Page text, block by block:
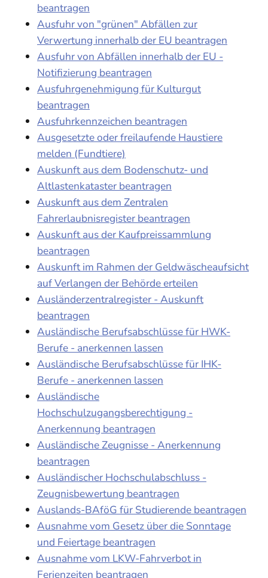
beantragen
Ausfuhr von "grünen" Abfällen zur
Verwertung innerhalb der EU beantragen
Ausfuhr von Abfällen innerhalb der EU -
Notifizierung beantragen
Ausfuhrgenehmigung für Kulturgut
beantragen
Ausfuhrkennzeichen beantragen
Ausgesetzte oder freilaufende Haustiere
melden (Fundtiere)
Auskunft aus dem Bodenschutz- und
Altlastenkataster beantragen
Auskunft aus dem Zentralen
Fahrerlaubnisregister beantragen
Auskunft aus der Kaufpreissammlung
beantragen
Auskunft im Rahmen der Geldwäscheaufsicht
auf Verlangen der Behörde erteilen
Ausländerzentralregister - Auskunft
beantragen
Ausländische Berufsabschlüsse für HWK-
Berufe - anerkennen lassen
Ausländische Berufsabschlüsse für IHK-
Berufe - anerkennen lassen
Ausländische
Hochschulzugangsberechtigung -
Anerkennung beantragen
Ausländische Zeugnisse - Anerkennung
beantragen
Ausländischer Hochschulabschluss -
Zeugnisbewertung beantragen
Auslands-BAföG für Studierende beantragen
Ausnahme vom Gesetz über die Sonntage
und Feiertage beantragen
Ausnahme vom LKW-Fahrverbot in
Ferienzeiten beantragen